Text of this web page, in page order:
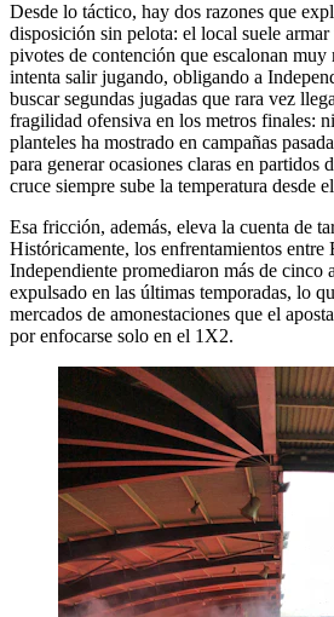
Desde lo táctico, hay dos razones que
disposición sin pelota: el local suele
pivotes de contención que escalonan
intenta salir jugando, obligando a
buscar segundas jugadas que rara vez
fragilidad ofensiva en los metros finales:
planteles ha mostrado en campañas
para generar ocasiones claras en partidos
cruce siempre sube la temperatura desde
Esa fricción, además, eleva la cuenta de
Históricamente, los enfrentamientos entre
Independiente promediaron más de cinco
expulsado en las últimas temporadas, lo
mercados de amonestaciones que el
por enfocarse solo en el 1X2.